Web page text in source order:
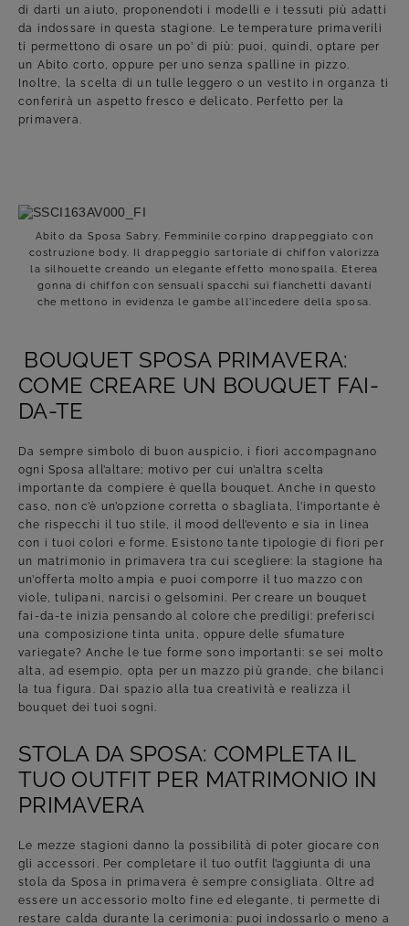
di darti un aiuto, proponendoti i modelli e i tessuti più adatti
da indossare in questa stagione. Le temperature primaverili
ti permettono di osare un po’ di più: puoi, quindi, optare per
un Abito corto, oppure per uno senza spalline in pizzo.
Inoltre, la scelta di un tulle leggero o un vestito in organza ti
conferirà un aspetto fresco e delicato. Perfetto per la
primavera.
Abito da Sposa Sabry. Femminile corpino drappeggiato con
costruzione body. Il drappeggio sartoriale di chiffon valorizza
la silhouette creando un elegante effetto monospalla. Eterea
gonna di chiffon con sensuali spacchi sui fianchetti davanti
che mettono in evidenza le gambe all'incedere della sposa.
BOUQUET SPOSA PRIMAVERA:
COME CREARE UN BOUQUET FAI-
DA-TE
Da sempre simbolo di buon auspicio, i fiori accompagnano
ogni Sposa all’altare; motivo per cui un’altra scelta
importante da compiere è quella bouquet. Anche in questo
caso, non c’è un’opzione corretta o sbagliata, l’importante è
che rispecchi il tuo stile, il mood dell’evento e sia in linea
con i tuoi colori e forme. Esistono tante tipologie di fiori per
un matrimonio in primavera tra cui scegliere: la stagione ha
un’offerta molto ampia e puoi comporre il tuo mazzo con
viole, tulipani, narcisi o gelsomini. Per creare un bouquet
fai-da-te inizia pensando al colore che prediligi: preferisci
una composizione tinta unita, oppure delle sfumature
variegate? Anche le tue forme sono importanti: se sei molto
alta, ad esempio, opta per un mazzo più grande, che bilanci
la tua figura. Dai spazio alla tua creatività e realizza il
bouquet dei tuoi sogni.
STOLA DA SPOSA: COMPLETA IL
TUO OUTFIT PER MATRIMONIO IN
PRIMAVERA
Le mezze stagioni danno la possibilità di poter giocare con
gli accessori. Per completare il tuo outfit l’aggiunta di una
stola da Sposa in primavera è sempre consigliata. Oltre ad
essere un accessorio molto fine ed elegante, ti permette di
restare calda durante la cerimonia: puoi indossarlo o meno a